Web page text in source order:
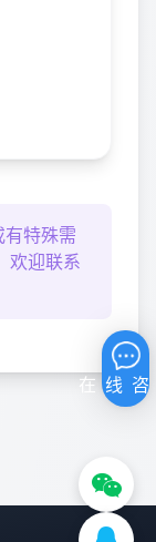
特殊需
欢迎联系